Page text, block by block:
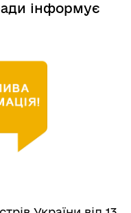
інформує